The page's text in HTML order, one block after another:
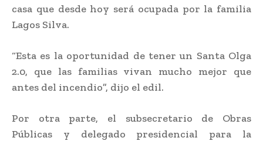
casa que desde hoy será ocupada por la familia
Lagos Silva.
“Esta es la oportunidad de tener un Santa Olga
2.0, que las familias vivan mucho mejor que
antes del incendio”, dijo el edil.
Por otra parte, el subsecretario de Obras
Públicas y delegado presidencial para la